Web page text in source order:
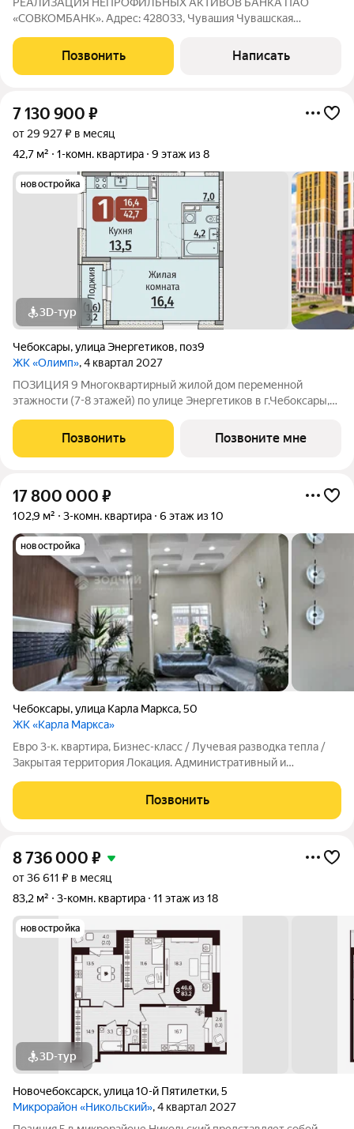
«СОВКОМБАНК». Адрес: 428033, Чувашия Чувашская
21:01:010504:1845 Продается 3-к.квартира с евроремонтом
общей площадью 80.1 кв.м, 12-й этаж
Позвонить Написать
7 130 900 ₽
от 29 927 ₽ в месяц
42,7 м²
1-комн. квартира 9 этаж из 8
новостройка
3D-тур
Чебоксары,улица Энергетиков, поз9
ЖК «Олимп», 4 квартал 2027
ПОЗИЦИЯ 9 Многоквартирный жилой дом переменной
этажности (7-8 этажей) по улице Энергетиков в г.Чебоксары,
проекте дома отображены и учтены современные
строительные тенденции: Дом монолитно-каркасный с
Позвонить Позвоните мне
17 800 000 ₽
102,9 м² 3-комн. квартира 6 этаж из 10
новостройка
Чебоксары,улица Карла Маркса,50
ЖК «Карла Маркса»
Евро 3-к. квартира, Бизнес-класс / Лучевая разводка тепла /
Закрытая территория Локация. Административный и
районе с готовой инфраструктурой, без пробок и хаотичной
застройки. О доме. Бизнес-класс
Позвонить
8 736 000 ₽
от 36 611 ₽ в месяц
83,2 м²
3-комн. квартира 11 этаж из 18
новостройка
3D-тур
Новочебоксарск,улица 10-й Пятилетки,5
Микрорайон «Никольский», 4 квартал 2027